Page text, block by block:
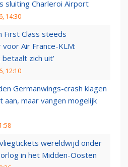
sluiting Charleroi Airport
14:30
First Class steeds
Air France-KLM:
zich uit’
12:10
Germanwings-crash klagen
aan, maar vangen mogelijk
wereldwijd onder
in het Midden-Oosten